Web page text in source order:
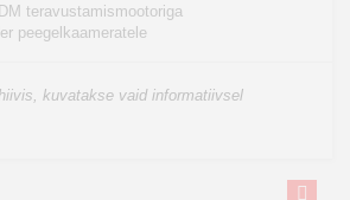
teravustamismootoriga
peegelkaameratele
kuvatakse vaid informatiivsel